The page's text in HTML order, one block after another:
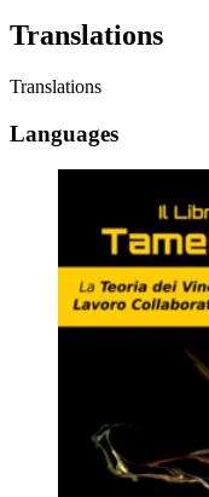
Translations
Translations
Languages